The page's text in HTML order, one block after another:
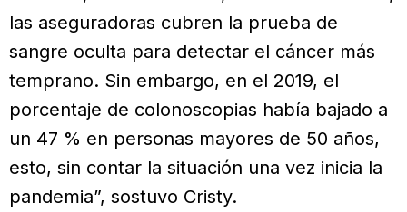
las aseguradoras cubren la prueba de
sangre oculta para detectar el cáncer más
temprano. Sin embargo, en el 2019, el
porcentaje de colonoscopias había bajado a
un 47 % en personas mayores de 50 años,
esto, sin contar la situación una vez inicia la
pandemia”, sostuvo Cristy.